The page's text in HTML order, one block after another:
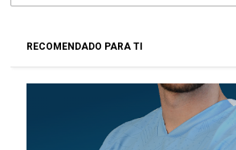
RECOMENDADO PARA TI